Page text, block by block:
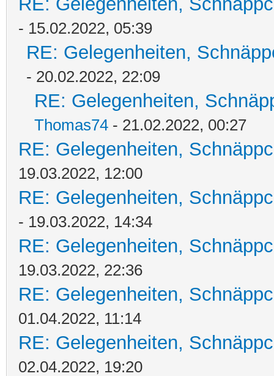
- 15.02.2022, 05:39
RE: Gelegenheiten,
- 20.02.2022, 22:09
RE: Gelegenheiten,
Thomas74 - 21.02.2022, 00:27
RE: Gelegenheiten,
19.03.2022, 12:00
RE: Gelegenheiten,
- 19.03.2022, 14:34
RE: Gelegenheiten,
19.03.2022, 22:36
RE: Gelegenheiten,
01.04.2022, 11:14
RE: Gelegenheiten,
02.04.2022, 19:20